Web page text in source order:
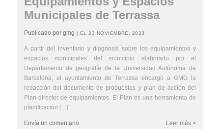
Municipales de Terrassa
Publicado por gmg | EL 23 NOVIEMBRE, 2023
A partir del inventario y diagnosis sobre los equipamientos y
espacios municipales del municipio elaborado por el
Departamento de geografía de la Universidad Autónoma de
Barcelona, el ayuntamiento de Terrassa encargó a GMG la
redacción del documento de propuestas y plan de acción del
Plan director de equipamientos. El Plan es una herramienta de
planificación […]
Leer más >
Envía un comentario